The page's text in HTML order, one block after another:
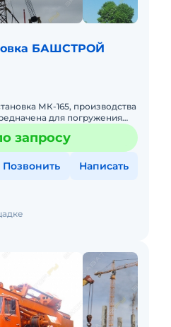
БАШСТРОЙ
МК-165, производства
для погружения
по лидерному бурению.На
запросу
Позвонить Написать